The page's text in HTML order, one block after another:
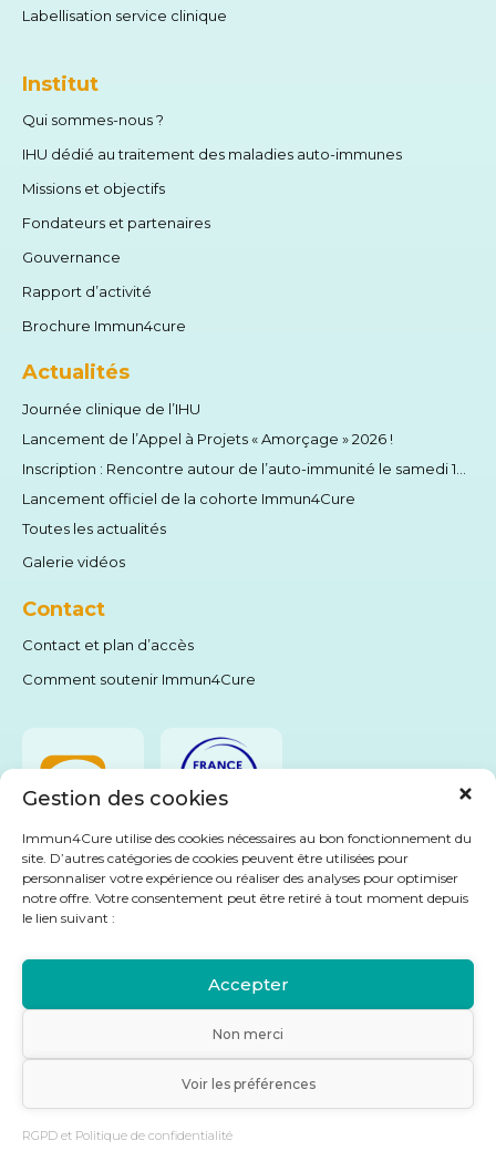
Gestion des cookies
Immun4Cure utilise des cookies nécessaires au bon fonctionnement du
site. D’autres catégories de cookies peuvent être utilisées pour
personnaliser votre expérience ou réaliser des analyses pour optimiser
notre offre. Votre consentement peut être retiré à tout moment depuis
le lien suivant :
Accepter
Non merci
Voir les préférences
RGPD et Politique de confidentialité
Labellisation service clinique
Institut
Qui sommes-nous ?
IHU dédié au traitement des maladies auto-immunes
Missions et objectifs
Fondateurs et partenaires
Gouvernance
Rapport d’activité
Brochure Immun4cure
Actualités
Journée clinique de l’IHU
Lancement de l’Appel à Projets « Amorçage » 2026 !
Lancement officiel de la cohorte Immun4Cure
Toutes les actualités
Galerie vidéos
Contact
Contact et plan d’accès
Comment soutenir Immun4Cure
Livret Immu4Cure
- IHU Montpellier dédié au traitement des maladies
auto-immunes
Politique de confidentialité